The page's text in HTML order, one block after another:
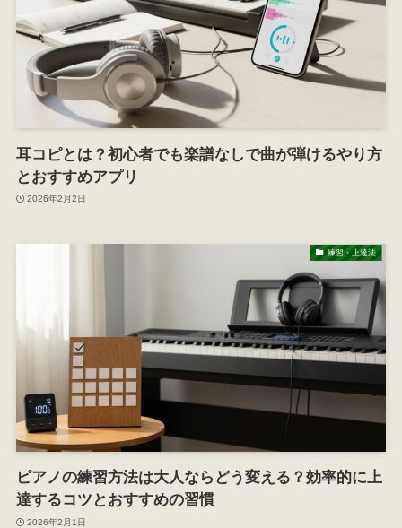
耳コピとは？初心者でも楽譜なしで曲が弾けるやり方
とおすすめアプリ
2026年2月2日
練習・上達法
ピアノの練習方法は大人ならどう変える？効率的に上
達するコツとおすすめの習慣
2026年2月1日